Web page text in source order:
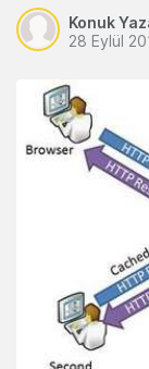
Konuk
28 Eylül